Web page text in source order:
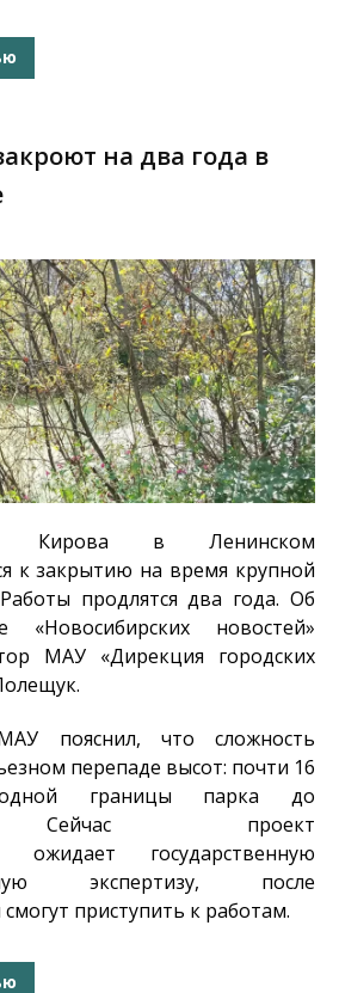
на два года в
Кирова в Ленинском
к закрытию на время крупной
продлятся два года. Об
новостей»
МАУ «Дирекция городских
пояснил, что сложность
перепаде высот: почти 16
границы парка до
Сейчас проект
ожидает государственную
экспертизу, после
приступить к работам.